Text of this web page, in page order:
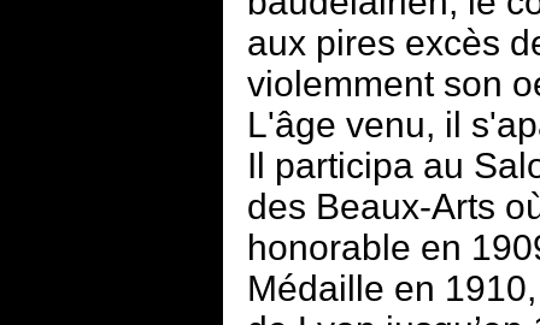
aux pires excès
violemment son
L'âge venu, il
Il participa au
des Beaux-Arts
honorable en
Médaille en